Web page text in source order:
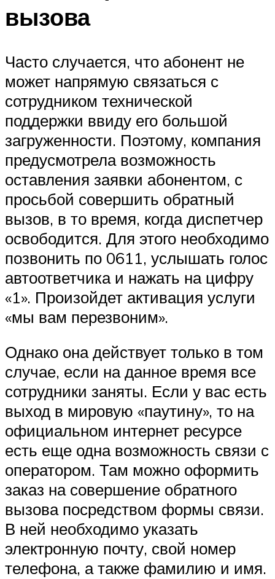
вызова
Часто случается, что абонент не
может напрямую связаться с
сотрудником технической
поддержки ввиду его большой
загруженности. Поэтому, компания
предусмотрела возможность
оставления заявки абонентом, с
просьбой совершить обратный
вызов, в то время, когда диспетчер
освободится. Для этого необходимо
позвонить по 0611, услышать голос
автоответчика и нажать на цифру
«1». Произойдет активация услуги
«мы вам перезвоним».
Однако она действует только в том
случае, если на данное время все
сотрудники заняты. Если у вас есть
выход в мировую «паутину», то на
официальном интернет ресурсе
есть еще одна возможность связи с
оператором. Там можно оформить
заказ на совершение обратного
вызова посредством формы связи.
В ней необходимо указать
электронную почту, свой номер
телефона, а также фамилию и имя.